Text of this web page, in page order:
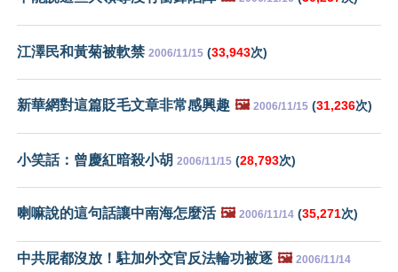
江澤民和黃菊被軟禁 2006/11/15 (33,943次)
新華網對這篇貶毛文章非常感興趣 🖼️ 2006/11/15 (31,236次)
小笑話：曾慶紅暗殺小胡 2006/11/15 (28,793次)
喇嘛說的這句話讓中南海怎麼活 🖼️ 2006/11/14 (35,271次)
中共屁都沒放！駐加外交官反法輪功被逐 🖼️ 2006/11/14